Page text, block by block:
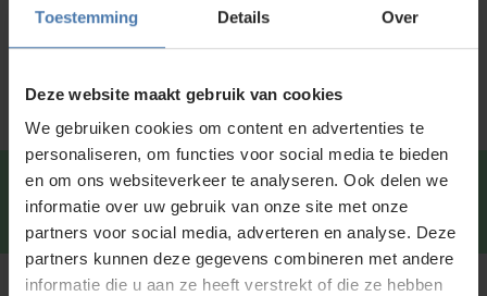
Toestemming Details Over
Deze website maakt gebruik van cookies
We gebruiken cookies om content en advertenties te
personaliseren, om functies voor social media te bieden
en om ons websiteverkeer te analyseren. Ook delen we
informatie over uw gebruik van onze site met onze
partners voor social media, adverteren en analyse. Deze
partners kunnen deze gegevens combineren met andere
informatie die u aan ze heeft verstrekt of die ze hebben
Service en kalibratie
Snel en direct contact? We beantwoorden je vragen
graag via Whatsapp.